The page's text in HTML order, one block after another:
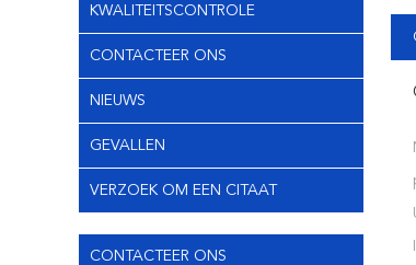
KWALITEITSCONTROLE
CONTACTEER ONS
NIEUWS
GEVALLEN
VERZOEK OM EEN CITAAT
CONTACTEER ONS